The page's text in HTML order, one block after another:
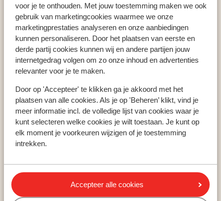
voor je te onthouden. Met jouw toestemming maken we ook
gebruik van marketingcookies waarmee we onze
marketingprestaties analyseren en onze aanbiedingen
kunnen personaliseren. Door het plaatsen van eerste en
derde partij cookies kunnen wij en andere partijen jouw
internetgedrag volgen om zo onze inhoud en advertenties
relevanter voor je te maken.
Door op 'Accepteer' te klikken ga je akkoord met het
plaatsen van alle cookies. Als je op 'Beheren’ klikt, vind je
meer informatie incl. de volledige lijst van cookies waar je
kunt selecteren welke cookies je wilt toestaan. Je kunt op
elk moment je voorkeuren wijzigen of je toestemming
intrekken.
Accepteer alle cookies
Griekenland
Portugal
Populaire regio's
Kreta
Zakynthos
Populaire bestemmingen
Albufeira